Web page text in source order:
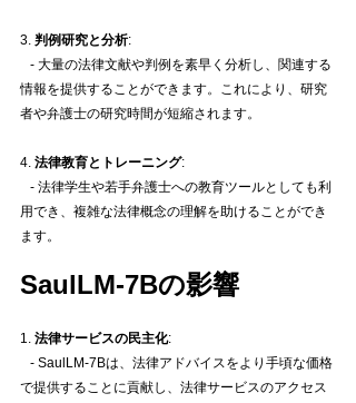
3. 判例研究と分析:
- 大量の法律文献や判例を素早く分析し、関連する
情報を提供することができます。これにより、研究
者や弁護士の研究時間が短縮されます。
4. 法律教育とトレーニング:
- 法律学生や若手弁護士への教育ツールとしても利
用でき、複雑な法律概念の理解を助けることができ
ます。
SaulLM-7Bの影響
1. 法律サービスの民主化:
- SaulLM-7Bは、法律アドバイスをより手頃な価格
で提供することに貢献し、法律サービスのアクセス